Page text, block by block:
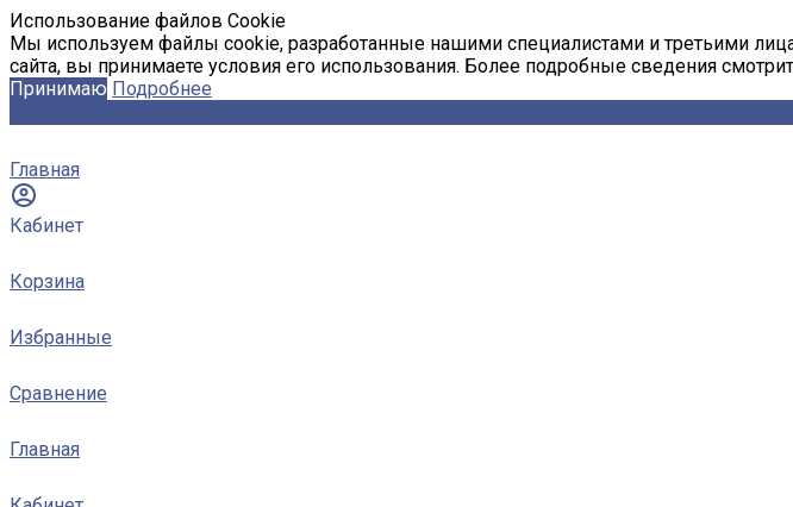
Использование файлов Cookie
Мы используем файлы cookie, разработанные нашими специалистами и третьими
сайта, вы принимаете условия его использования. Более подробные сведения
Принимаю Подробнее
Главная
Кабинет
Корзина
Избранные
Сравнение
Главная